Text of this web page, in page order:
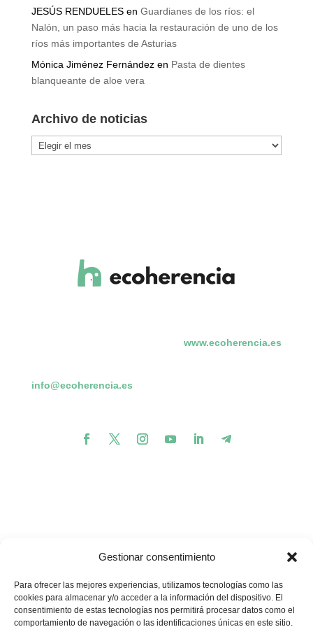
Gestionar consentimiento
Para ofrecer las mejores experiencias, utilizamos tecnologías como las
cookies para almacenar y/o acceder a la información del dispositivo. El
consentimiento de estas tecnologías nos permitirá procesar datos como el
comportamiento de navegación o las identificaciones únicas en este sitio.
JESÚS RENDUELESen Guardianes de los ríos: el
Nalón, un paso más hacia la restauración de uno de los
ríos más importantes de Asturias
Mónica Jiménez Fernándezen Pasta de dientes
blanqueante de aloe vera
Archivo de noticias
Archivo
de
www.ecoherencia.es
info@ecoherencia.es